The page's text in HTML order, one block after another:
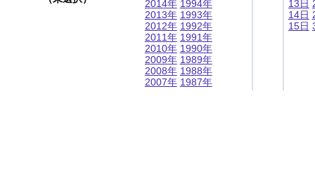
2014年
2013年
2012年
2011年
2010年
2009年
2008年
2007年
1994年
1993年
1992年
1991年
1990年
1989年
1988年
1987年
13日
14日
15日